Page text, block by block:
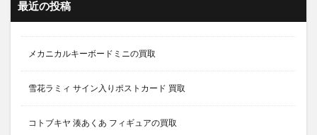
最近の投稿
メカニカルキーボードミニの買取
雪花ラミィ サイン入りポストカード 買取
コトブキヤ 湊あくあ フィギュアの買取